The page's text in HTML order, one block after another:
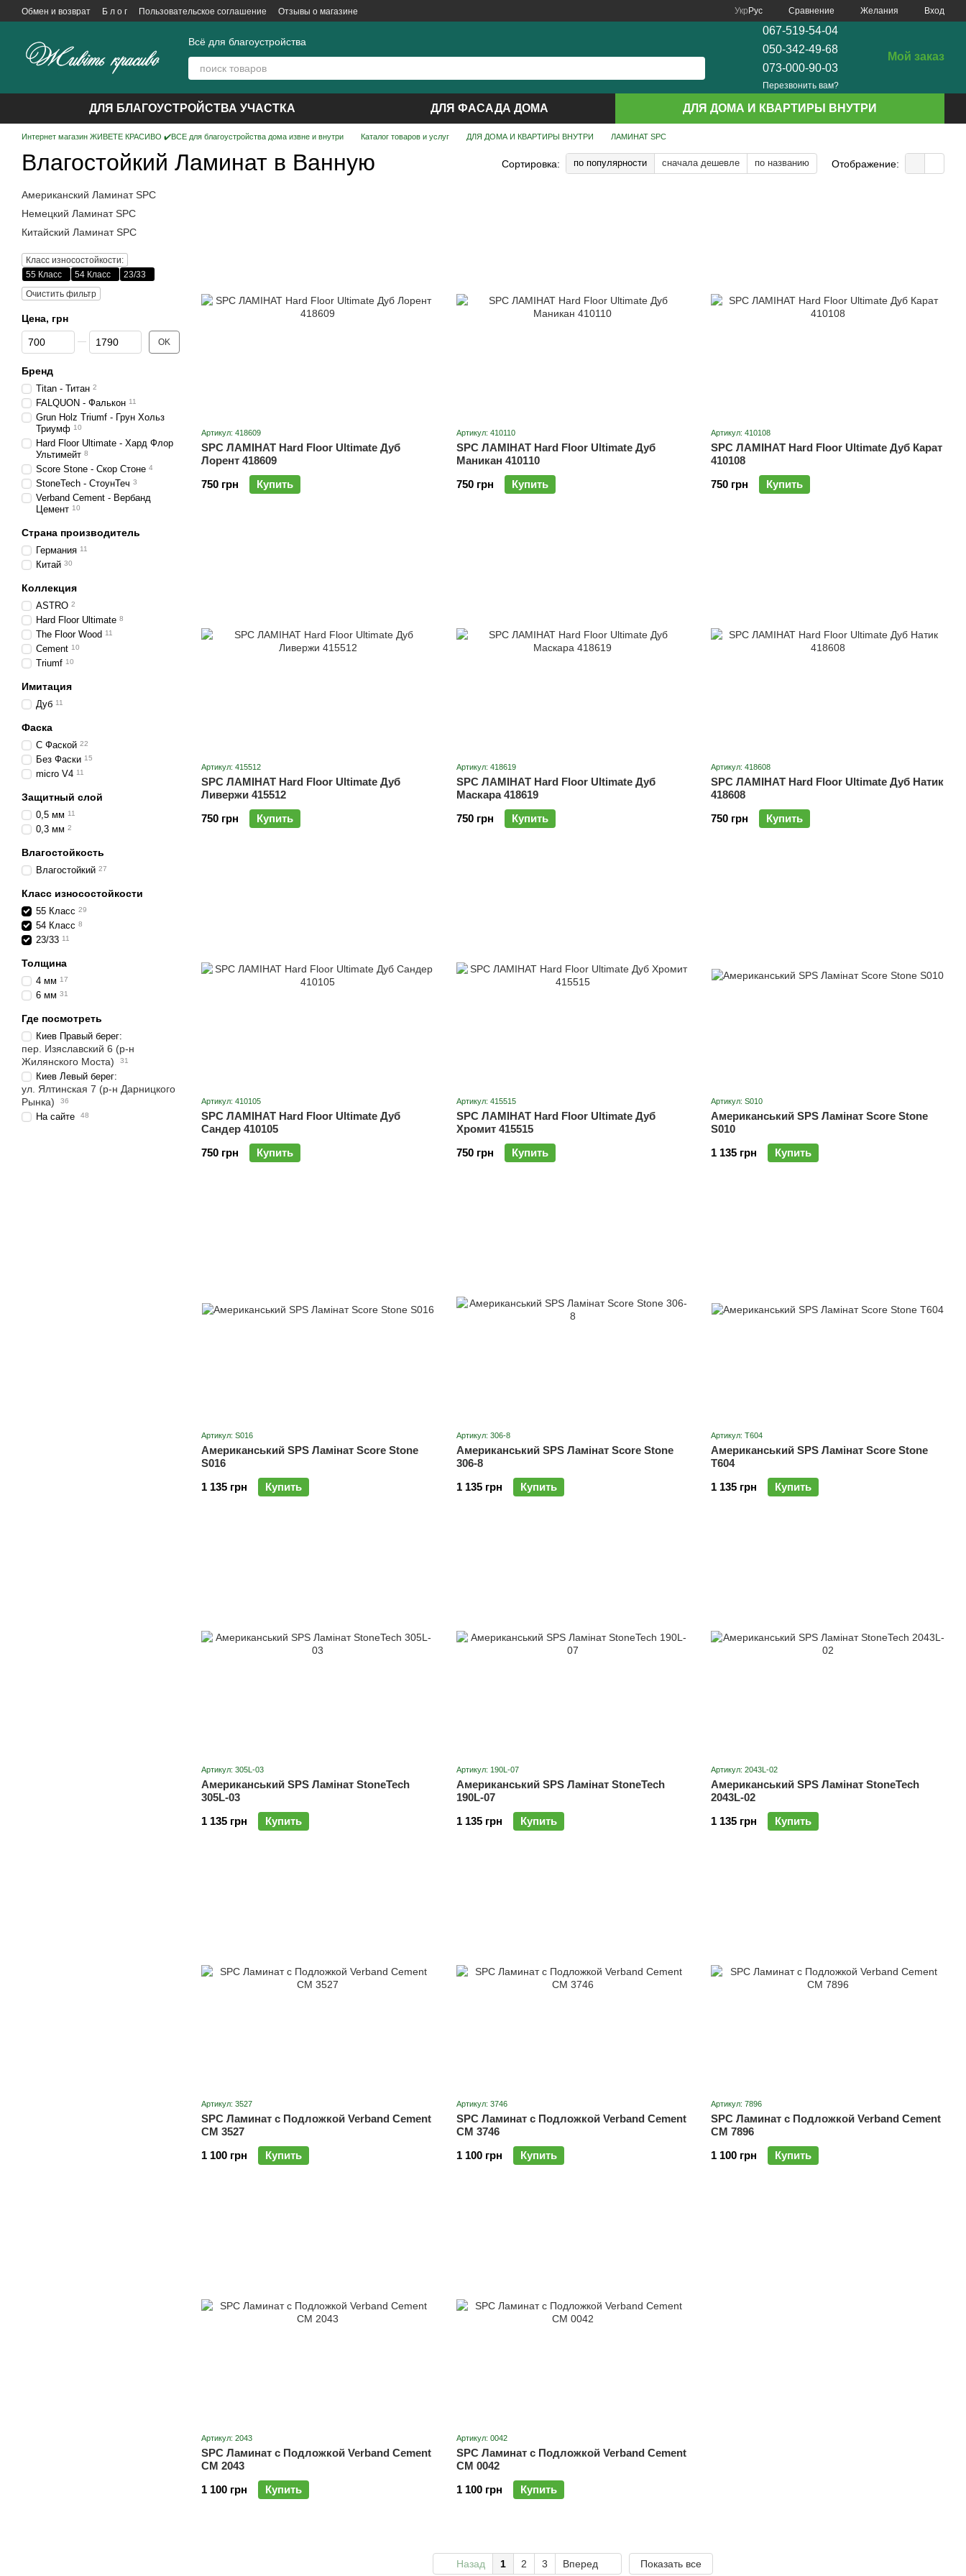
Перейти к основному контенту
Обмен и возврат Б л о г Пользовательское соглашение Отзывы о магазине Укр Рус Сравнение Желания Вход
Всё для благоустройства
067-519-54-04
050-342-49-68
073-000-90-03
Перезвонить вам?
Мой заказ
ДЛЯ БЛАГОУСТРОЙСТВА УЧАСТКА ДЛЯ ФАСАДА ДОМА ДЛЯ ДОМА И КВАРТИРЫ ВНУТРИ
Интернет магазин ЖИВЕТЕ КРАСИВО ✔️ВСЕ для благоустройства дома извне и внутри Каталог товаров и услуг ДЛЯ ДОМА И КВАРТИРЫ ВНУТРИ ЛАМИНАТ SPC
Влагостойкий Ламинат в Ванную Сортировка: по популярности сначала дешевле по названию Отображение:
Артикул: 418609
SPC ЛАМІНАТ Hard Floor Ultimate Дуб
Лорент 418609
750 грн
Купить
Артикул: 410110
SPC ЛАМІНАТ Hard Floor Ultimate Дуб
Маникан 410110
750 грн
Купить
Артикул: 410108
SPC ЛАМІНАТ Hard Floor Ultimate Дуб Карат
410108
750 грн
Купить
Артикул: 415512
SPC ЛАМІНАТ Hard Floor Ultimate Дуб
Ливержи 415512
750 грн
Купить
Артикул: 418619
SPC ЛАМІНАТ Hard Floor Ultimate Дуб
Маскара 418619
750 грн
Купить
Артикул: 418608
SPC ЛАМІНАТ Hard Floor Ultimate Дуб Натик
418608
750 грн
Купить
Артикул: 410105
SPC ЛАМІНАТ Hard Floor Ultimate Дуб
Сандер 410105
750 грн
Купить
Артикул: 415515
SPC ЛАМІНАТ Hard Floor Ultimate Дуб
Хромит 415515
750 грн
Купить
Артикул: S010
Американський SPS Ламінат Score Stone
S010
1 135 грн
Купить
Артикул: S016
Американський SPS Ламінат Score Stone
S016
1 135 грн
Купить
Артикул: 306-8
Американський SPS Ламінат Score Stone
306-8
1 135 грн
Купить
Артикул: T604
Американський SPS Ламінат Score Stone
T604
1 135 грн
Купить
Артикул: 305L-03
Американський SPS Ламінат StoneTech
305L-03
1 135 грн
Купить
Артикул: 190L-07
Американський SPS Ламінат StoneTech
190L-07
1 135 грн
Купить
Артикул: 2043L-02
Американський SPS Ламінат StoneTech
2043L-02
1 135 грн
Купить
Артикул: 3527
SPC Ламинат с Подложкой Verband Cement
CM 3527
1 100 грн
Купить
Артикул: 3746
SPC Ламинат с Подложкой Verband Cement
CM 3746
1 100 грн
Купить
Артикул: 7896
SPC Ламинат с Подложкой Verband Cement
CM 7896
1 100 грн
Купить
Артикул: 2043
SPC Ламинат с Подложкой Verband Cement
CM 2043
1 100 грн
Купить
Артикул: 0042
SPC Ламинат с Подложкой Verband Cement
СM 0042
1 100 грн
Купить
Назад 1 2 3 Вперед Показать все
Американский Ламинат SPC
Немецкий Ламинат SPC
Китайский Ламинат SPC
Класс износостойкости:
55 Класс
54 Класс
23/33
Очистить фильтр
Цена, грн
От Цена, грн
До Цена, грн OK
Бренд
Titan - Титан 2
FALQUON - Фалькон 11
Grun Holz Triumf - Грун Хольз
Триумф 10
Hard Floor Ultimate - Хард Флор
Ультимейт 8
Score Stone - Скор Стоне 4
StoneTech - СтоунТеч 3
Verband Cement - Вербанд
Цемент 10
Страна производитель
Германия 11
Китай 30
Коллекция
ASTRO 2
Hard Floor Ultimate 8
The Floor Wood 11
Cement 10
Triumf 10
Имитация
Дуб 11
Фаска
С Фаской 22
Без Фаски 15
micro V4 11
Защитный слой
0,5 мм 11
0,3 мм 2
Влагостойкость
Влагостойкий 27
Класс износостойкости
55 Класс 29
54 Класс 8
23/33 11
Толщина
4 мм 17
6 мм 31
Где посмотреть
Киев Правый берег:
пер. Изяславский 6 (р-н
Жилянского Моста)
31
Киев Левый берег:
ул. Ялтинская 7 (р-н Дарницкого
Рынка)
36
На сайте 48